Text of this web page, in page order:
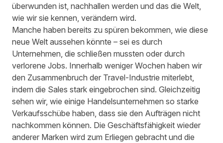
überwunden ist, nachhallen werden und das die Welt,
wie wir sie kennen, verändern wird.
Manche haben bereits zu spüren bekommen, wie diese
neue Welt aussehen könnte – sei es durch
Unternehmen, die schließen mussten oder durch
verlorene Jobs. Innerhalb weniger Wochen haben wir
den Zusammenbruch der Travel-Industrie miterlebt,
indem die Sales stark eingebrochen sind. Gleichzeitig
sehen wir, wie einige Handelsunternehmen so starke
Verkaufsschübe haben, dass sie den Aufträgen nicht
nachkommen können. Die Geschäftsfähigkeit wieder
anderer Marken wird zum Erliegen gebracht und die